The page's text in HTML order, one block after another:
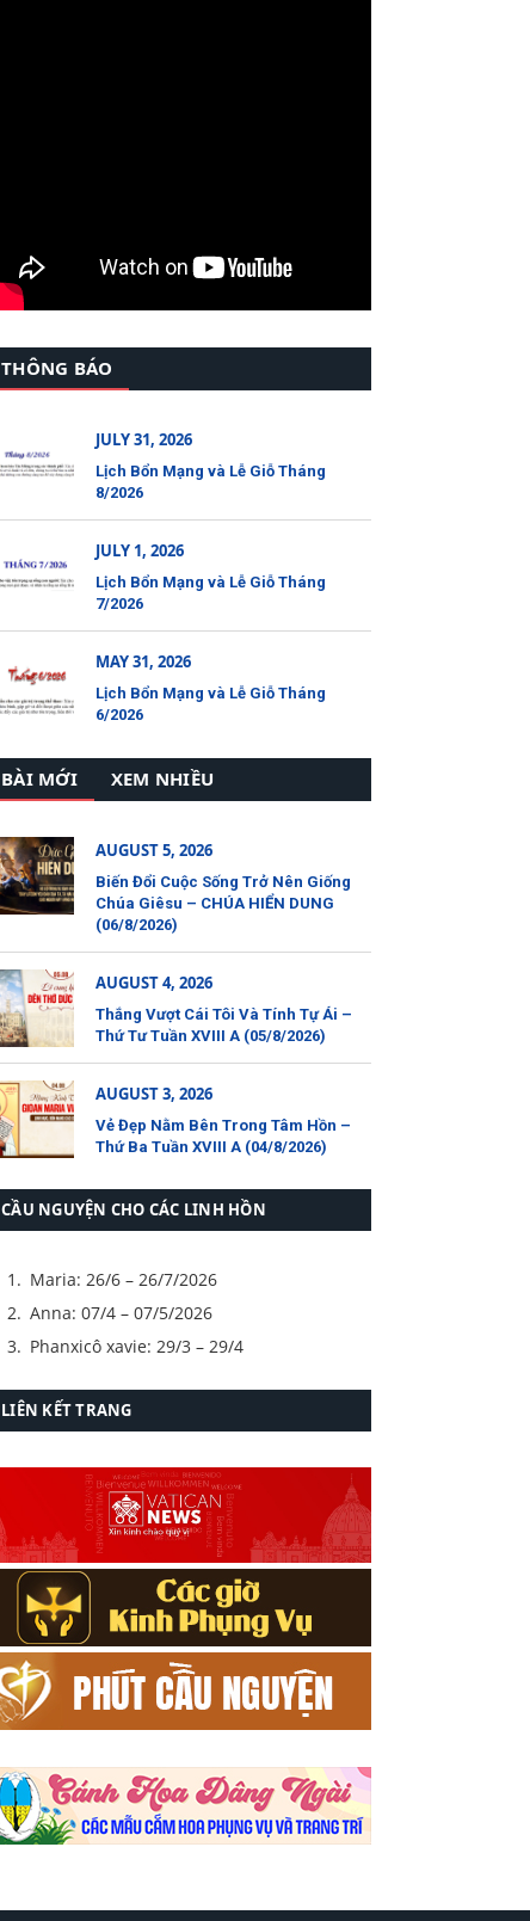
THÔNG BÁO
JULY 31, 2026
Lịch Bổn Mạng và Lễ Giỗ Tháng
8/2026
JULY 1, 2026
Lịch Bổn Mạng và Lễ Giỗ Tháng
7/2026
MAY 31, 2026
Lịch Bổn Mạng và Lễ Giỗ Tháng
6/2026
BÀI MỚI XEM NHIỀU
AUGUST 5, 2026
Biến Đổi Cuộc Sống Trở Nên Giống
Chúa Giêsu – CHÚA HIỂN DUNG
(06/8/2026)
AUGUST 4, 2026
Thắng Vượt Cái Tôi Và Tính Tự Ái –
Thứ Tư Tuần XVIII A (05/8/2026)
AUGUST 3, 2026
Vẻ Đẹp Nằm Bên Trong Tâm Hồn –
Thứ Ba Tuần XVIII A (04/8/2026)
CẦU NGUYỆN CHO CÁC LINH HỒN
Maria: 26/6 – 26/7/2026
Anna: 07/4 – 07/5/2026
Phanxicô xavie: 29/3 – 29/4
LIÊN KẾT TRANG